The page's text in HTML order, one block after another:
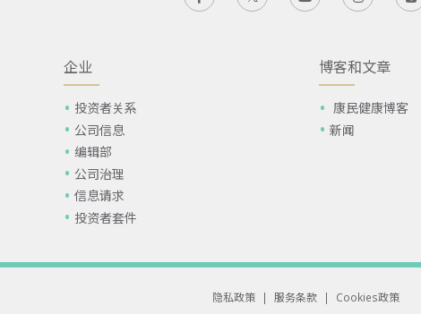
企业
投资者关系
公司信息
编辑部
公司治理
信息请求
投资者套件
博客和文章
康民健康博客
新闻
隐私政策 | 服务条款 | Cookies政策